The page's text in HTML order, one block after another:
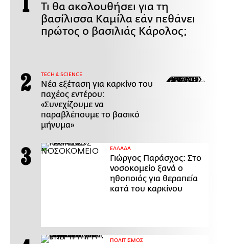
Τι θα ακολουθήσει για τη
βασίλισσα Καμίλα εάν πεθάνει
πρώτος ο βασιλιάς Κάρολος;
ΤECH & SCIENCE
Νέα εξέταση για καρκίνο του
παχέος εντέρου:
«Συνεχίζουμε να
παραβλέπουμε το βασικό
μήνυμα»
ΕΛΛΑΔΑ
Γιώργος Παράσχος: Στο
νοσοκομείο ξανά ο
ηθοποιός για θεραπεία
κατά του καρκίνου
ΠΟΛΙΤΙΣΜΟΣ